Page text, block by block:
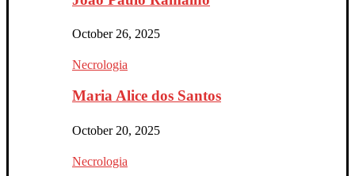
October 26, 2025
Necrologia
Maria Alice dos Santos
October 20, 2025
Necrologia